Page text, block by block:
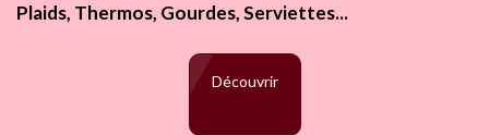
Plaids, Thermos, Gourdes, Serviettes...
Découvrir